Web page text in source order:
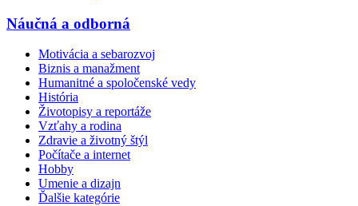
Náučná a odborná
Motivácia a sebarozvoj
Biznis a manažment
Humanitné a spoločenské vedy
História
Životopisy a reportáže
Vzťahy a rodina
Zdravie a životný štýl
Počítače a internet
Hobby
Umenie a dizajn
Ďalšie kategórie